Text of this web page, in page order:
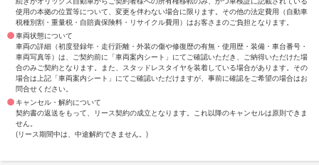
使用の本拠の位置等について、変更を伴わない場合に限ります。その他の法定費用（自動車
税種別割・重量税・自賠責保険料・リサイクル費用）はお客さまのご負担となります。
車両状態について
車両の詳細（初度登録年・走行距離・外装の傷や修復歴の有無・使用歴・装備・車台番号・
車両写真等）は、ご契約前に「車両案内シート」にてご確認いただき、ご納得いただけた場
合のみご契約となります。また、スタッドレスタイヤを装着している場合があります。その
場合は上記「車両案内シート」にてご確認いただけますが、事前に確認をご希望の場合はお
問合せください。
キャンセル・解約について
契約書の返送をもって、リース契約の成立となります。これ以降のキャンセルは原則できま
せん。
(リース期間中は、中途解約できません。)